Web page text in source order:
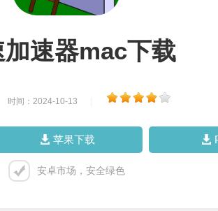
加速器mac下载
时间：2024-10-13
苹果下载
安卓市场，安全绿色